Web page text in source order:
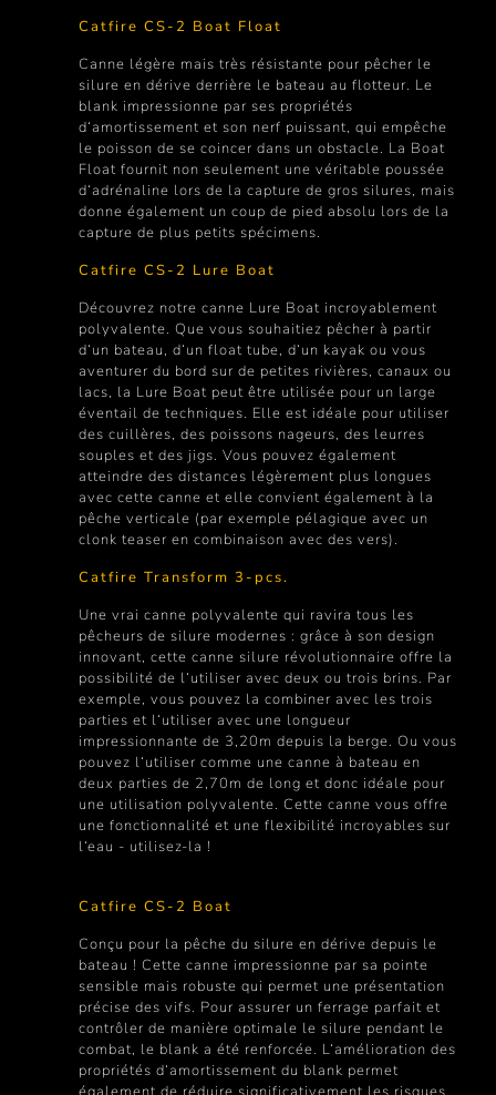
Catfire CS-2 Boat Float
Canne légère mais très résistante pour pêcher le
silure en dérive derrière le bateau au flotteur. Le
blank impressionne par ses propriétés
d‘amortissement et son nerf puissant, qui empêche
le poisson de se coincer dans un obstacle. La Boat
Float fournit non seulement une véritable poussée
d‘adrénaline lors de la capture de gros silures, mais
donne également un coup de pied absolu lors de la
capture de plus petits spécimens.
Catfire CS-2 Lure Boat
Découvrez notre canne Lure Boat incroyablement
polyvalente. Que vous souhaitiez pêcher à partir
d‘un bateau, d‘un float tube, d‘un kayak ou vous
aventurer du bord sur de petites rivières, canaux ou
lacs, la Lure Boat peut être utilisée pour un large
éventail de techniques. Elle est idéale pour utiliser
des cuillères, des poissons nageurs, des leurres
souples et des jigs. Vous pouvez également
atteindre des distances légèrement plus longues
avec cette canne et elle convient également à la
pêche verticale (par exemple pélagique avec un
clonk teaser en combinaison avec des vers).
Catfire Transform 3-pcs.
Une vrai canne polyvalente qui ravira tous les
pêcheurs de silure modernes : grâce à son design
innovant, cette canne silure révolutionnaire offre la
possibilité de l‘utiliser avec deux ou trois brins. Par
exemple, vous pouvez la combiner avec les trois
parties et l‘utiliser avec une longueur
impressionnante de 3,20m depuis la berge. Ou vous
pouvez l‘utiliser comme une canne à bateau en
deux parties de 2,70m de long et donc idéale pour
une utilisation polyvalente. Cette canne vous offre
une fonctionnalité et une flexibilité incroyables sur
l‘eau - utilisez-la !
Catfire CS-2 Boat
Conçu pour la pêche du silure en dérive depuis le
bateau ! Cette canne impressionne par sa pointe
sensible mais robuste qui permet une présentation
précise des vifs. Pour assurer un ferrage parfait et
contrôler de manière optimale le silure pendant le
combat, le blank a été renforcée. L‘amélioration des
propriétés d‘amortissement du blank permet